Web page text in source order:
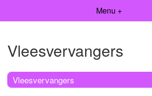
Menu +
Vleesvervangers
Vleesvervangers